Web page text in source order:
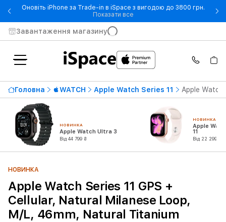
Оновіть iPhone за Trade-in в iSpace з вигодою до 3800 грн.
Показати все- Оновіть iPhone за Trade-in
Завантаження магазину
Головна WATCH Apple Watch Series 11 Apple Watch
НОВИНКА
Apple Watch Ultra 3
Від 44 799 ₴
НОВИНКА
Apple
11
Від 22 299 ₴
НОВИНКА
Apple Watch Series 11 GPS +
Cellular, Natural Milanese Loop,
M/L, 46mm, Natural Titanium